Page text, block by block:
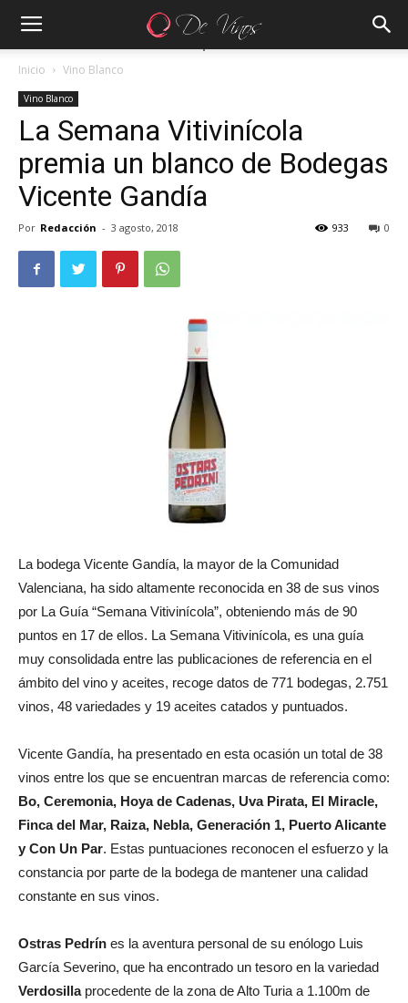
Inicio Vino Blanco
Vino Blanco
La Semana Vitivinícola
premia un blanco de Bodegas
Vicente Gandía
Por Redacción - 3 agosto, 2018 0
933
La bodega Vicente Gandía, la mayor de la Comunidad
Valenciana, ha sido altamente reconocida en 38 de sus vinos
por La Guía “Semana Vitivinícola”, obteniendo más de 90
puntos en 17 de ellos. La Semana Vitivinícola, es una guía
muy consolidada entre las publicaciones de referencia en el
ámbito del vino y aceites, recoge datos de 771 bodegas, 2.751
vinos, 48 variedades y 19 aceites catados y puntuados.
Vicente Gandía, ha presentado en esta ocasión un total de 38
vinos entre los que se encuentran marcas de referencia como:
Bo, Ceremonia, Hoya de Cadenas, Uva Pirata, El Miracle,
Finca del Mar, Raiza, Nebla, Generación 1, Puerto Alicante
y Con Un Par. Estas puntuaciones reconocen el esfuerzo y la
constancia por parte de la bodega de mantener una calidad
constante en sus vinos.
Ostras Pedrín es la aventura personal de su enólogo Luis
García Severino, que ha encontrado un tesoro en la variedad
Verdosillaprocedente de la zona de Alto Turia a 1.100m de